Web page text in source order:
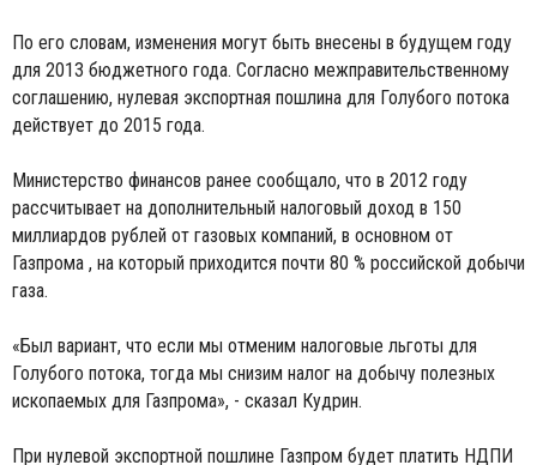
По его словам, изменения могут быть внесены в будущем году
для 2013 бюджетного года. Согласно межправительственному
соглашению, нулевая экспортная пошлина для Голубого потока
действует до 2015 года.
Министерство финансов ранее сообщало, что в 2012 году
рассчитывает на дополнительный налоговый доход в 150
миллиардов рублей от газовых компаний, в основном от
Газпрома , на который приходится почти 80 % российской добычи
газа.
«Был вариант, что если мы отменим налоговые льготы для
Голубого потока, тогда мы снизим налог на добычу полезных
ископаемых для Газпрома», - сказал Кудрин.
При нулевой экспортной пошлине Газпром будет платить НДПИ